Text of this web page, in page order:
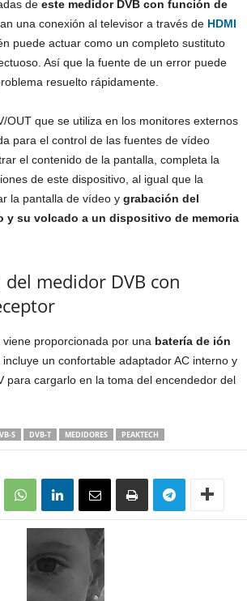
de este medidor DVB con función de
una conexión al televisor a través de HDMI
puede actuar como un completo sustituto
Así que la fuente de un error puede
resuelto rápidamente.
OUT que se utiliza en los monitores externos
para el control de las fuentes de vídeo
el contenido de la pantalla, completa la
de este dispositivo, al igual que la
la pantalla de vídeo y grabación del
y su volcado a un dispositivo de memoria
medidor DVB con
proporcionada por una batería de ión
incluye un confortable adaptador AC interno y
para cargarlo en la toma del encendedor del
S DVB-T MEDIDORES PEAKTECH